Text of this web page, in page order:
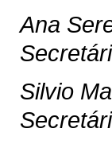
Ana
Silvio